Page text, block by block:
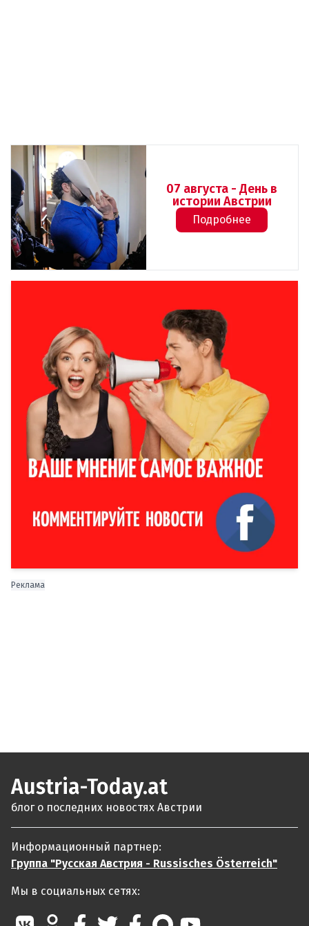
07 августа - День в
истории Австрии
Подробнее
Реклама
Austria-Today.at
блог о последних новостях Австрии
Информационный партнер:
Группа "Русская Австрия - Russisches Österreich"
Мы в социальных сетях: